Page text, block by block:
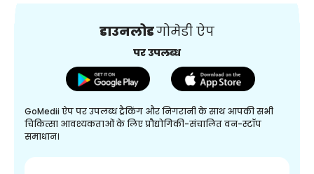
डाउनलोडगोमेडी ऐप
पर उपलब्ध
GoMedii ऐप पर उपलब्ध ट्रैकिंग और निगरानी के साथ आपकी सभी
चिकित्सा आवश्यकताओं के लिए प्रौद्योगिकी-संचालित वन-स्टॉप
समाधान।